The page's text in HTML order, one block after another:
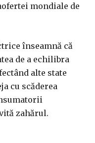
mondiale de
înseamnă că
de a echilibra
alte state
cu scăderea
zahărul.